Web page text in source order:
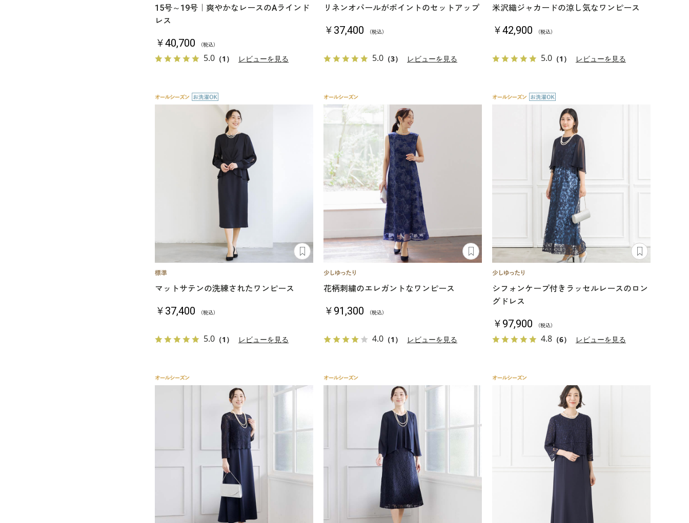
15号～19号｜爽やかなレースのAラインド
レス
￥40,700 （税込）
5.0 （1） レビューを見る
リネンオパールがポイントのセットアップ
￥37,400 （税込）
5.0（3） レビューを見る
米沢織ジャカードの涼し気なワンピース
￥42,900 （税込）
5.0（1） レビューを見る
マットサテンの洗練されたワンピース
￥37,400 （税込）
5.0 （1） レビューを見る
花柄刺繍のエレガントなワンピース
￥91,300 （税込）
4.0（1） レビューを見る
シフォンケープ付きラッセルレースのロン
グドレス
￥97,900 （税込）
4.8（6） レビューを見る